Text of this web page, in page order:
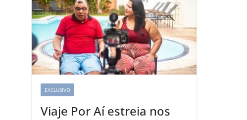
EXCLUSIVO
Viaje Por Aí estreia nos